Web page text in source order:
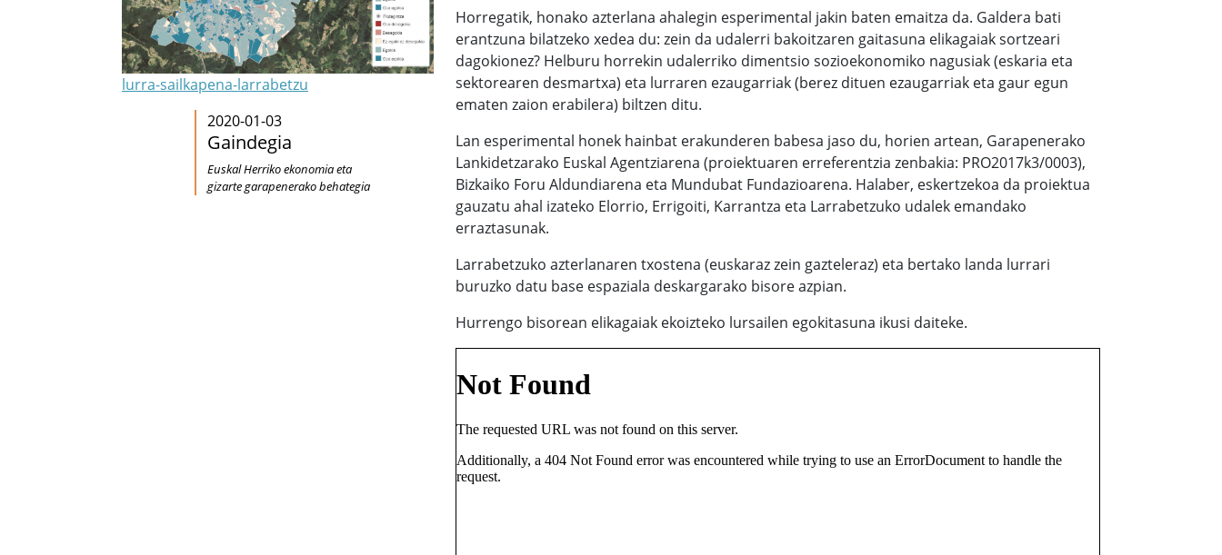
lurra-sailkapena-larrabetzu
2020-01-03
Gaindegia
Euskal Herriko ekonomia eta
gizarte garapenerako behategia
Horregatik, honako azterlana ahalegin esperimental jakin baten emaitza da. Galdera bati
erantzuna bilatzeko xedea du: zein da udalerri bakoitzaren gaitasuna elikagaiak sortzeari
dagokionez? Helburu horrekin udalerriko dimentsio sozioekonomiko nagusiak (eskaria eta
sektorearen desmartxa) eta lurraren ezaugarriak (berez dituen ezaugarriak eta gaur egun
ematen zaion erabilera) biltzen ditu.
Lan esperimental honek hainbat erakunderen babesa jaso du, horien artean, Garapenerako
Lankidetzarako Euskal Agentziarena (proiektuaren erreferentzia zenbakia: PRO2017k3/0003),
Bizkaiko Foru Aldundiarena eta Mundubat Fundazioarena. Halaber, eskertzekoa da proiektua
gauzatu ahal izateko Elorrio, Errigoiti, Karrantza eta Larrabetzuko udalek emandako
erraztasunak.
Larrabetzuko azterlanaren txostena (euskaraz zein gazteleraz) eta bertako landa lurrari
buruzko datu base espaziala deskargarako bisore azpian.
Hurrengo bisorean elikagaiak ekoizteko lursailen egokitasuna ikusi daiteke.